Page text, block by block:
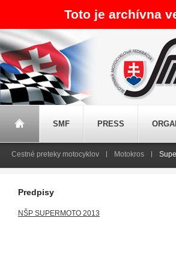
Toto je archívna
SMF PRESS
Cestné preteky motocyklov Motokros
Predpisy
NŠP SUPERMOTO 2013